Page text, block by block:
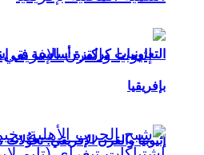
إثيوبيا والقرن الإفريقي:
التعاونيات كركيزة أساسية في
بإفريقيا